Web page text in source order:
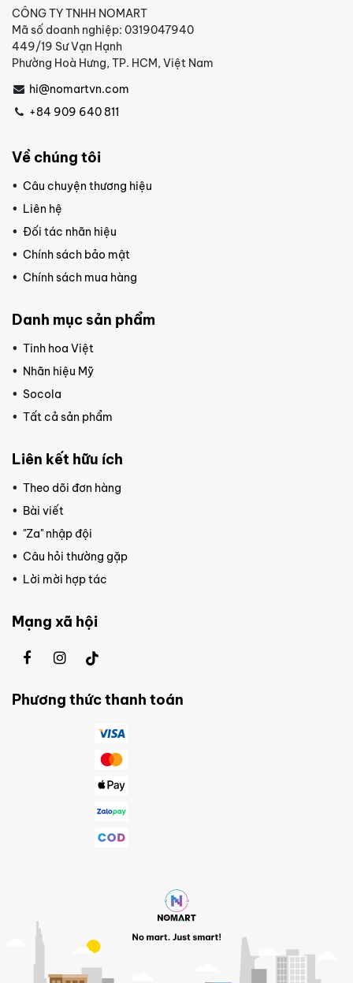
CÔNG TY TNHH NOMART
Mã số doanh nghiệp: 0319047940
449/19 Sư Vạn Hạnh
Phường Hoà Hưng, TP. HCM, Việt Nam
hi@nomartvn.com
+84 909 640 811
Về chúng tôi
Câu chuyện thương hiệu
Liên hệ
Đối tác nhãn hiệu
Chính sách bảo mật
Chính sách mua hàng
Danh mục sản phẩm
Tinh hoa Việt
Nhãn hiệu Mỹ
Socola
Tất cả sản phẩm
Liên kết hữu ích
Theo dõi đơn hàng
Bài viết
"Za" nhập đội
Câu hỏi thường gặp
Lời mời hợp tác
Mạng xã hội
Phương thức thanh toán